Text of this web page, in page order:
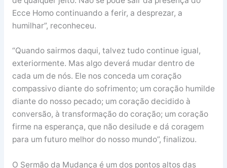
Ecce Homo continuando a ferir, a desprezar, a
humilhar”, reconheceu.
“Quando sairmos daqui, talvez tudo continue igual,
exteriormente. Mas algo deverá mudar dentro de
cada um de nós. Ele nos conceda um coração
compassivo diante do sofrimento; um coração humilde
diante do nosso pecado; um coração decidido à
conversão, à transformação do coração; um coração
firme na esperança, que não desilude e dá coragem
para um futuro melhor do nosso mundo”, finalizou.
O Sermão da Mudança é um dos pontos altos das